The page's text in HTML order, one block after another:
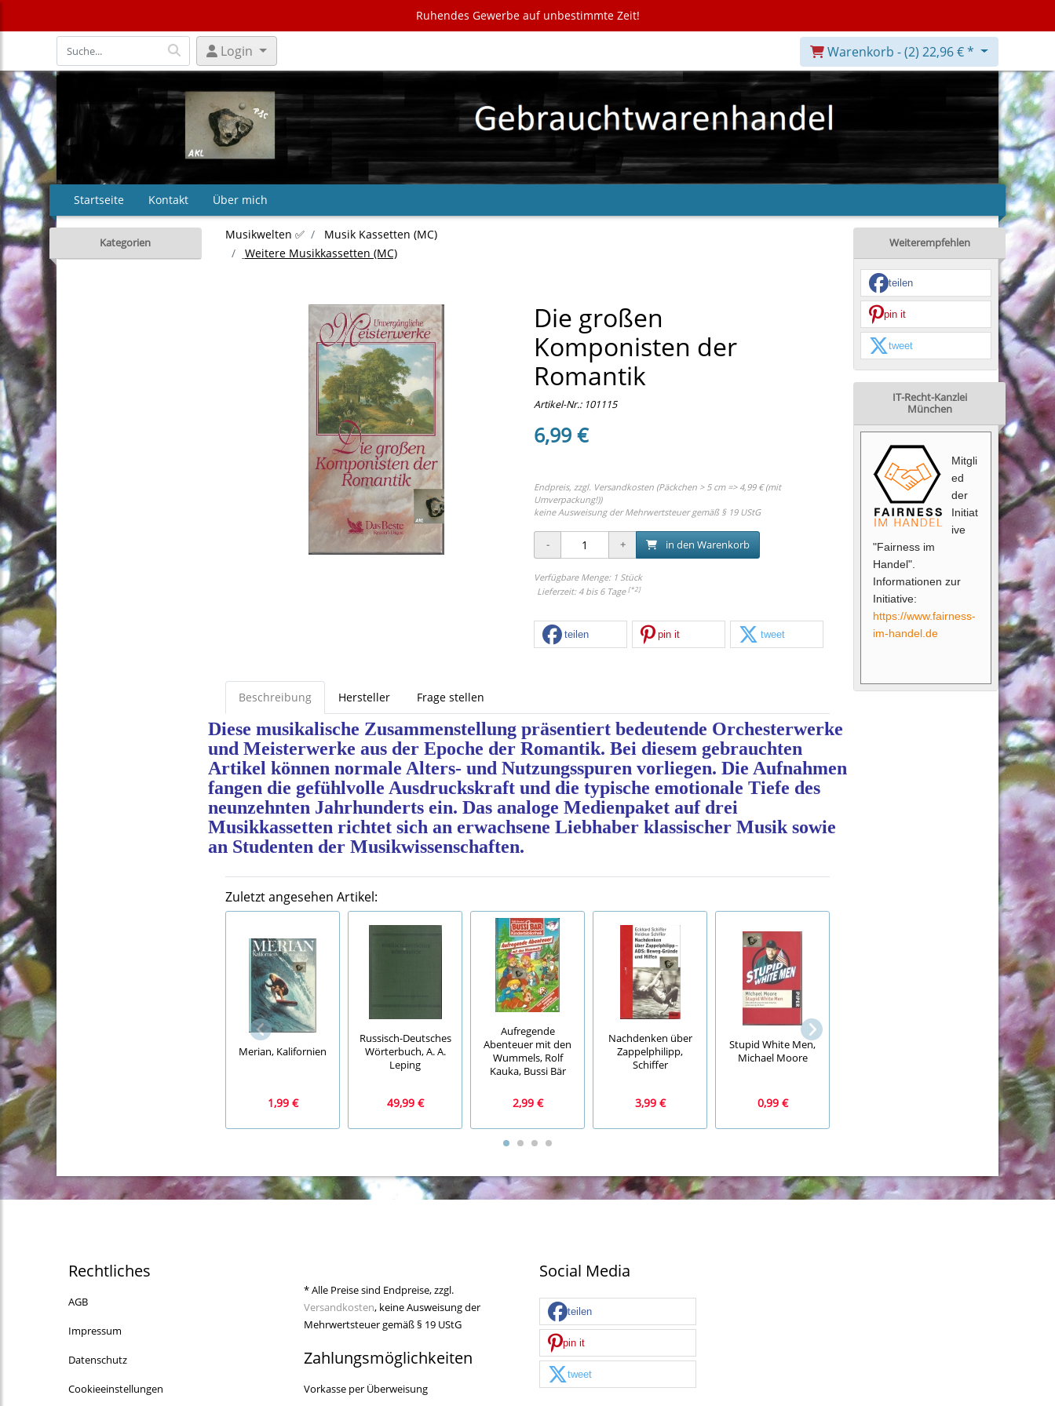
Ruhendes Gewerbe auf unbestimmte Zeit!
Login Warenkorb -(2) 22,96 € *
Startseite Kontakt Über mich
Kategorien
Musikwelten ✅
Musik Kassetten (MC)
Weitere Musikkassetten (MC)
Die großen
Komponisten der
Romantik
Artikel-Nr.: 101115
6,99 €
Endpreis, zzgl. Versandkosten (Päckchen > 5 cm => 4,99 € (mit
Umverpackung!))
keine Ausweisung der Mehrwertsteuer gemäß § 19 UStG
in den Warenkorb
Verfügbare Menge: 1 Stück
Lieferzeit: 4 bis 6 Tage [*2]
teilen pin it tweet
Beschreibung Hersteller Frage stellen
Diese musikalische Zusammenstellung präsentiert bedeutende Orchesterwerke
und Meisterwerke aus der Epoche der Romantik. Bei diesem gebrauchten
Artikel können normale Alters- und Nutzungsspuren vorliegen. Die Aufnahmen
fangen die gefühlvolle Ausdruckskraft und die typische emotionale Tiefe des
neunzehnten Jahrhunderts ein. Das analoge Medienpaket auf drei
Musikkassetten richtet sich an erwachsene Liebhaber klassischer Musik sowie
an Studenten der Musikwissenschaften.
Zuletzt angesehen Artikel:
Merian, Kalifornien
1,99 €
Russisch-Deutsches
Wörterbuch, A. A.
Leping
49,99 €
Aufregende
Abenteuer mit den
Wummels, Rolf
Kauka, Bussi Bär
2,99 €
Nachdenken über
Zappelphilipp,
Schiffer
3,99 €
Stupid White Men,
Michael Moore
0,99 €
Feengeschichten
3 Minuten,
Boge-Erli, Chris
2,99 €
Weiterempfehlen
teilen
pin it
tweet
IT-Recht-Kanzlei
München
Mitgli
ed
der
Initiat
ive
"Fairness im
Handel".
Informationen zur
Initiative:
https://www.fairness-
im-handel.de
Rechtliches
AGB
Impressum
Datenschutz
Cookieeinstellungen
* Alle Preise sind Endpreise, zzgl.
Versandkosten, keine Ausweisung der
Mehrwertsteuer gemäß § 19 UStG
Zahlungsmöglichkeiten
Vorkasse per Überweisung
Social Media
teilen
pin it
tweet